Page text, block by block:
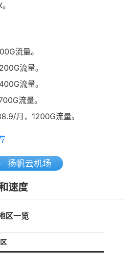
流量。
流量。
流量。
流量。
月，1200G流量。
扬帆云机场
速度
区一览